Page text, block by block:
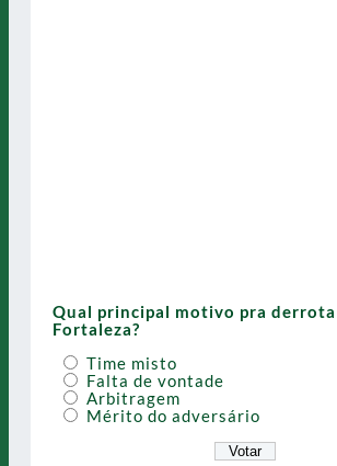
Qual principal motivo pra derrota
Fortaleza?
Time misto
Falta de vontade
Arbitragem
Mérito do adversário